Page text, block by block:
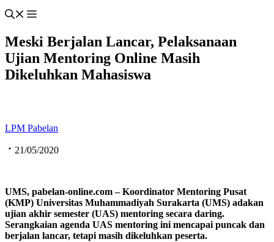
Meski Berjalan Lancar, Pelaksanaan
Ujian Mentoring Online Masih
Dikeluhkan Mahasiswa
LPM Pabelan
21/05/2020
UMS, pabelan-online.com– Koordinator Mentoring Pusat
(KMP) Universitas Muhammadiyah Surakarta (UMS) adakan
ujian akhir semester (UAS) mentoring secara daring.
Serangkaian agenda UAS mentoring ini mencapai puncak dan
berjalan lancar, tetapi masih dikeluhkan peserta.